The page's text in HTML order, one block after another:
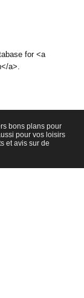
for <a
a>.
bons plans pour
pour vos loisirs
et avis sur de